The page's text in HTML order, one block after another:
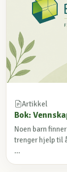
Artikkel
Bok:
Noen barn
trenger hjelp til
...